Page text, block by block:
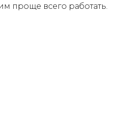
проще всего работать.